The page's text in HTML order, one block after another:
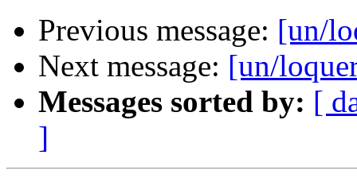
Previous message: [un/
Next message: [un/
Messages sorted by: [
]